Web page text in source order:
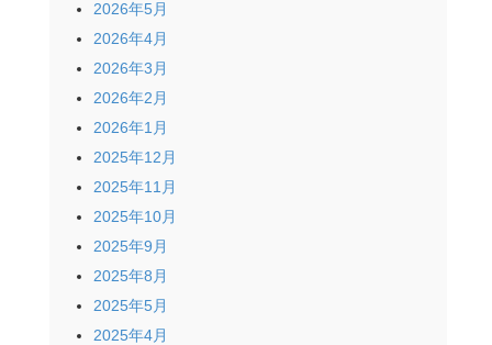
2026年5月
2026年4月
2026年3月
2026年2月
2026年1月
2025年12月
2025年11月
2025年10月
2025年9月
2025年8月
2025年5月
2025年4月